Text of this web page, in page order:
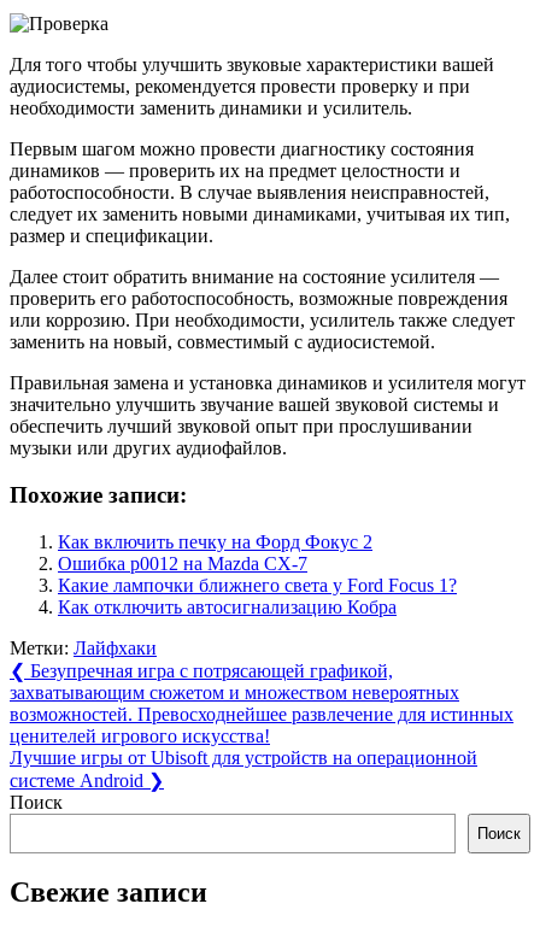
Для того чтобы улучшить звуковые характеристики вашей
аудиосистемы, рекомендуется провести проверку и при
необходимости заменить динамики и усилитель.
Первым шагом можно провести диагностику состояния
динамиков — проверить их на предмет целостности и
работоспособности. В случае выявления неисправностей,
следует их заменить новыми динамиками, учитывая их тип,
размер и спецификации.
Далее стоит обратить внимание на состояние усилителя —
проверить его работоспособность, возможные повреждения
или коррозию. При необходимости, усилитель также следует
заменить на новый, совместимый с аудиосистемой.
Правильная замена и установка динамиков и усилителя могут
значительно улучшить звучание вашей звуковой системы и
обеспечить лучший звуковой опыт при прослушивании
музыки или других аудиофайлов.
Похожие записи:
Как включить печку на Форд Фокус 2
Ошибка р0012 на Mazda CX-7
Какие лампочки ближнего света у Ford Focus 1?
Как отключить автосигнализацию Кобра
Метки: Лайфхаки
Навигация
по
записям
❮ Previous
Post:
Безупречная игра с потрясающей графикой,
захватывающим сюжетом и множеством невероятных
возможностей. Превосходнейшее развлечение для истинных
ценителей игрового искусства!
Next
Post:
Лучшие игры от Ubisoft для устройств на операционной
системе Android ❯
Поиск
Поиск
Свежие записи